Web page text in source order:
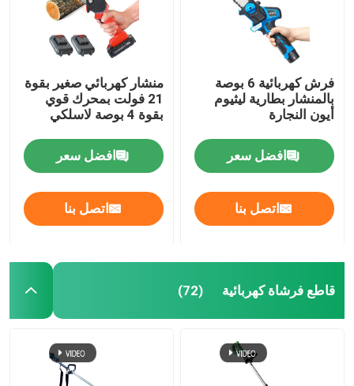
فرش كهربائية 6 بوصة
بالمنشار بطارية ليثيوم
أيون النجارة
افضل سعر
اتصل بنا
منشار كهربائي صغير بقوة
21 فولت بمحرك قوي
بقوة 4 بوصة لاسلكي
افضل سعر
اتصل بنا
قاطع فرشاة كهربائية (72)